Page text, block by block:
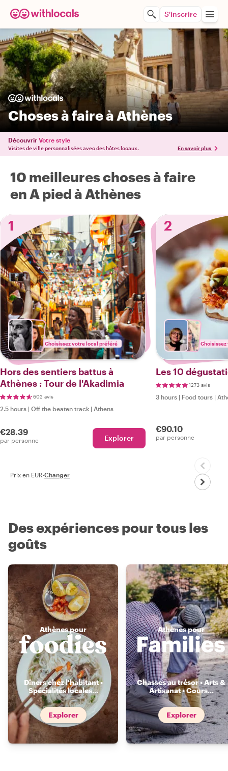
S'inscrire
Choses à faire à Athènes
Découvrir Votre style
Visites de ville personnalisées avec des hôtes locaux. En savoir plus
10 meilleures choses à faire
en A pied à Athènes
1
Choisissez votre local préféré
Hors des sentiers battus à
Athènes : Tour de l'Akadimia
602 avis
2.5 hours | Off the beaten track | Athens
€28.39
par personne Explorer
2
Les 10
1273 avis
3 hours | Food tours |
€90.10
par personne
Prix en EUR·Changer
Des expériences pour tous les
goûts
Athènes pour
Dîners chez l'habitant •
Spécialités locales...
Explorer
Athènes pour
Chasses au trésor • Arts &
Artisanat • Cours...
Explorer